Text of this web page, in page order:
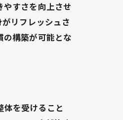
すさを向上させ
リフレッシュさ
構築が可能とな
を受けること